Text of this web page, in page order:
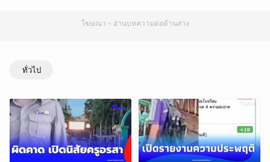
โฆษณา - อ่านบทความต่อด้านล่าง
ทั่วไป